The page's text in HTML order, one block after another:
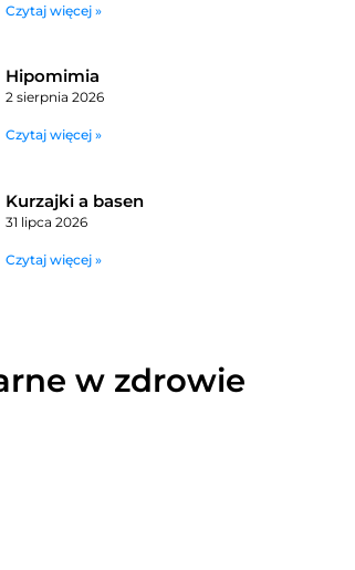
Czytaj więcej »
Hipomimia
2 sierpnia 2026
Czytaj więcej »
Kurzajki a basen
31 lipca 2026
Czytaj więcej »
w zdrowie